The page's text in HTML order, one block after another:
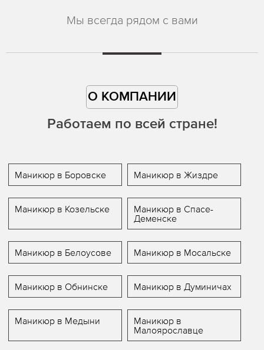
Мы всегда рядом с вами
О КОМПАНИИ
Работаем по всей стране!
Маникюр в Боровске Маникюр в Жиздре
Маникюр в Козельске
Маникюр в Спасе-
Деменске
Маникюр в Белоусове Маникюр в Мосальске
Маникюр в Обнинске Маникюр в Думиничах
Маникюр в Медыни
Маникюр в
Малоярославце